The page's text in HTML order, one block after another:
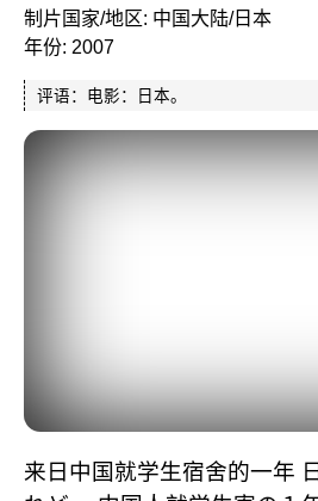
制片国家/地区: 中国大陆/日本
年份: 2007
评语：电影：日本。
来日中国就学生宿舍的一年